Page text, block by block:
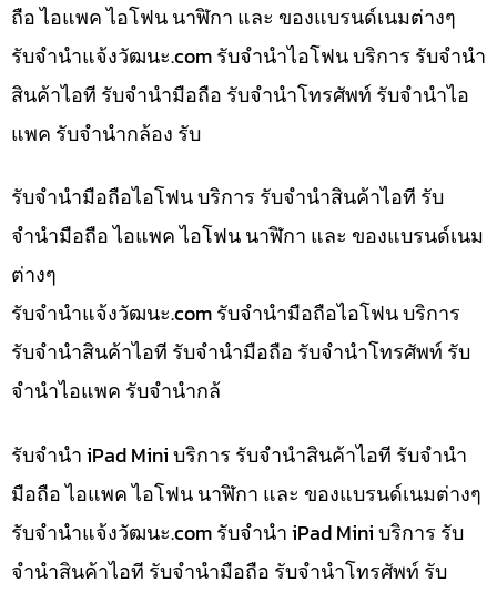
ถือ ไอแพค ไอโฟน นาฬิกา และ ของแบรนด์เนมต่างๆ
รับจํานําแจ้งวัฒนะ.com รับจำนำไอโฟน บริการ รับจำนำ
สินค้าไอที รับจำนำมือถือ รับจำนำโทรศัพท์ รับจำนำไอ
แพค รับจำนำกล้อง รับ
รับจำนำมือถือไอโฟน บริการ รับจำนำสินค้าไอที รับ
จำนำมือถือ ไอแพค ไอโฟน นาฬิกา และ ของแบรนด์เนม
ต่างๆ
รับจํานําแจ้งวัฒนะ.com รับจำนำมือถือไอโฟน บริการ
รับจำนำสินค้าไอที รับจำนำมือถือ รับจำนำโทรศัพท์ รับ
จำนำไอแพค รับจำนำกล้
รับจำนำ iPad Mini บริการ รับจำนำสินค้าไอที รับจำนำ
มือถือ ไอแพค ไอโฟน นาฬิกา และ ของแบรนด์เนมต่างๆ
รับจํานําแจ้งวัฒนะ.com รับจำนำ iPad Mini บริการ รับ
จำนำสินค้าไอที รับจำนำมือถือ รับจำนำโทรศัพท์ รับ